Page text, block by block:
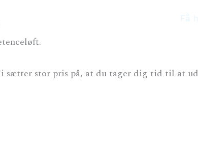
Få
sætter stor pris på, at du tager dig tid til at